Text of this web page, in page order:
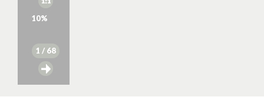
10%
1 / 68